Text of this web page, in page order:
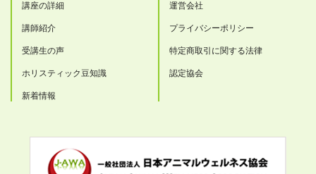
講座の詳細
講師紹介
受講生の声
ホリスティック豆知識
新着情報
運営会社
プライバシーポリシー
特定商取引に関する法律
認定協会